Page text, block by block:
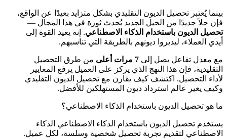
بينما يُعتبر تحصيل الديون التقليدي بشكل متزايد بعيدًا عن الواقع،
فإن حلاً جديدًا من الجيل الجديد يُحدث ثورة في هذا المجال —
تحصيل الديون باستخدام الذكاء الاصطناعي. إنه يعيد القوة إلى
أيدي العملاء، ليديروا ديونهم بالطريقة التي تناسبهم.
مع معدل تفاعل يصل إلى 7 مرات أعلى
من طرق التحصيل
التقليدية، فإن هذا النهج الذي يركز على العميل يرفع المعايير
لأداء التحصيل. اكتشف كيف يقارن مع تحصيل الديون التقليدي
وكيف يغير عالم استرداد ديون المستهلكين للأفضل.
ما هو تحصيل الديون باستخدام الذكاء الاصطناعي؟
يستخدم تحصيل الديون باستخدام الذكاء الاصطناعي الذكاء
الاصطناعي لتقديم تجربة تحصيل شخصية وسلسة، لكل عميل.